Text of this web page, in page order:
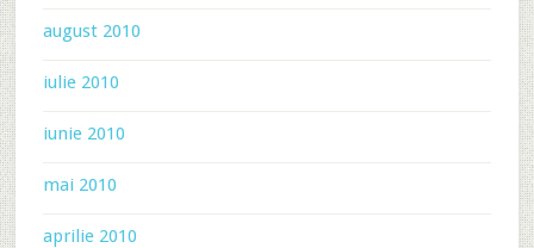
august 2010
iulie 2010
iunie 2010
mai 2010
aprilie 2010